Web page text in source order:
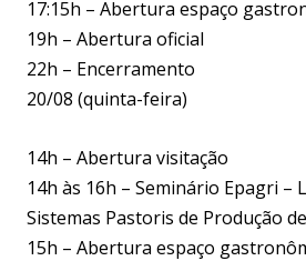
17:15h – Abertura espaço
19h – Abertura oficial
22h – Encerramento
20/08 (quinta-feira)
14h – Abertura visitação
14h às 16h – Seminário Epagri –
Sistemas Pastoris de Produção
15h – Abertura espaço